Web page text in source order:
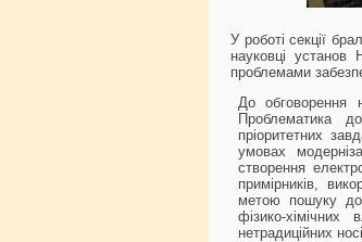
У роботі секції
науковці установ
проблемами
До обговорення
Проблематика
пріоритетних
умовах
створення
примірників,
метою пошуку
фізико-
нетрадиційних